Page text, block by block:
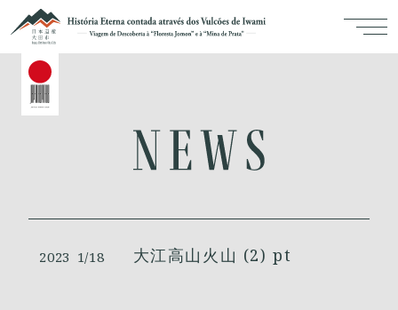
2023 1/18 大江高山火山 (2) pt